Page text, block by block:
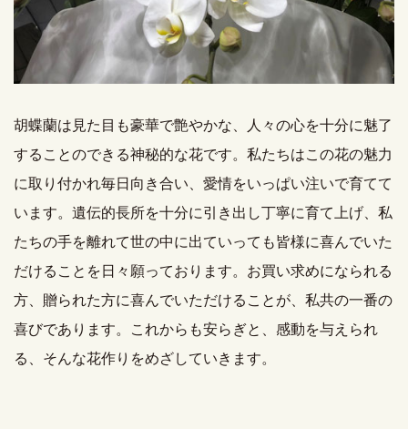
胡蝶蘭は見た目も豪華で艶やかな、人々の心を十分に魅了
することのできる神秘的な花です。私たちはこの花の魅力
に取り付かれ毎日向き合い、愛情をいっぱい注いで育てて
います。遺伝的長所を十分に引き出し丁寧に育て上げ、私
たちの手を離れて世の中に出ていっても皆様に喜んでいた
だけることを日々願っております。お買い求めになられる
方、贈られた方に喜んでいただけることが、私共の一番の
喜びであります。これからも安らぎと、感動を与えられ
る、そんな花作りをめざしていきます。